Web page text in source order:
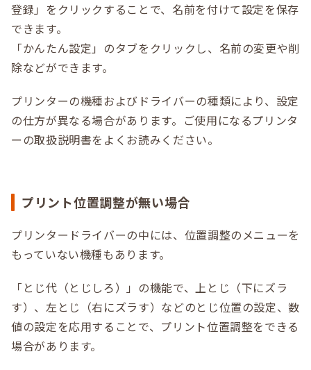
登録」をクリックすることで、名前を付けて設定を保存
できます。
「かんたん設定」のタブをクリックし、名前の変更や削
除などができます。
プリンターの機種およびドライバーの種類により、設定
の仕方が異なる場合があります。ご使用になるプリンタ
ーの取扱説明書をよくお読みください。
プリント位置調整が無い場合
プリンタードライバーの中には、位置調整のメニューを
もっていない機種もあります。
「とじ代（とじしろ）」の機能で、上とじ（下にズラ
す）、左とじ（右にズラす）などのとじ位置の設定、数
値の設定を応用することで、プリント位置調整をできる
場合があります。